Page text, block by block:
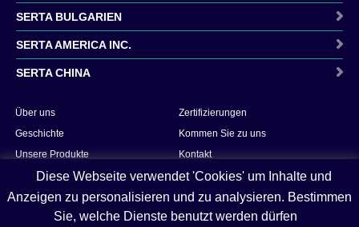
SERTA BULGARIEN
En savoir +
SERTA AMERICA INC.
SERTA CHINA
Contact
En savoir +
Über uns
Geschichte
Unsere Produkte
Dienstleistungen
Forschung & Entwicklung
Sicherheit & Qualität
Zertifizierungen
Kommen Sie zu uns
Kontakt
Diese Webseite verwendet 'Cookies' um Inhalte und
Anzeigen zu personalisieren und zu analysieren. Bestimmen
Sie, welche Dienste benutzt werden dürfen